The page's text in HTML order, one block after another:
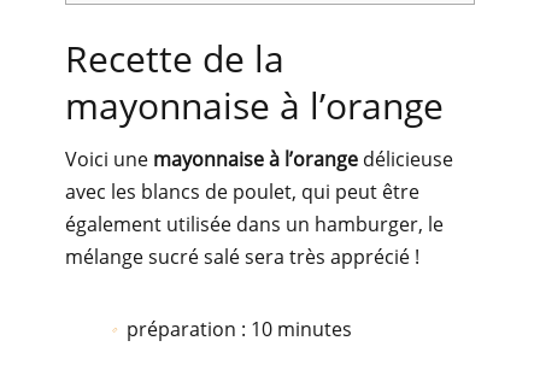
Recette de la
mayonnaise à l’orange
Voici une mayonnaise à l’orange délicieuse
avec les blancs de poulet, qui peut être
également utilisée dans un hamburger, le
mélange sucré salé sera très apprécié !
préparation : 10 minutes